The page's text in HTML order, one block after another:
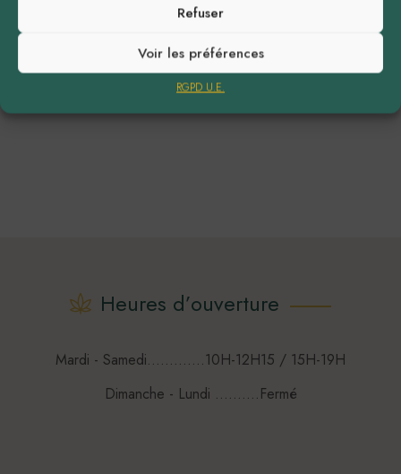
Refuser
Voir les préférences
RGPD U.E.
Heures d’ouverture
Mardi - Samedi.............10H-12H15 / 15H-19H
Dimanche - Lundi ..........Fermé